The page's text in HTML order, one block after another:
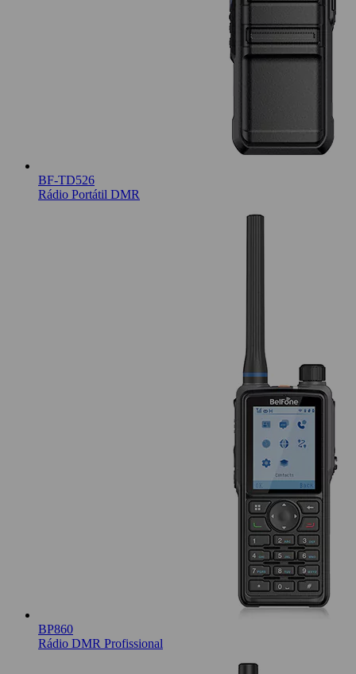
BF-TD526
Rádio Portátil DMR
BP860
Rádio DMR Profissional